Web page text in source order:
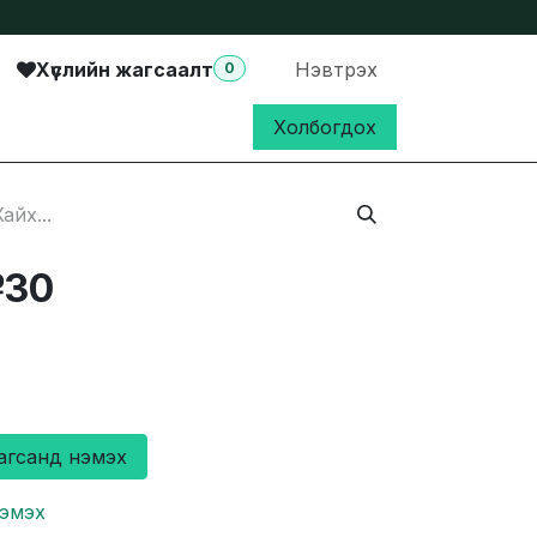
Хүслийн жагсаалт 0 Нэвтрэх
Холбогдох
нэмэх